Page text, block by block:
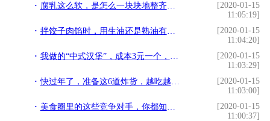
腐乳这么软，是怎么一块块地整齐码放到罐子里的？多年疑惑解开了
[2020-01-15
11:05:19]
拌饺子肉馅时，用生油还是熟油有讲究！用对了，馅鲜肉美贼好吃
[2020-01-15
11:04:20]
我做的“中式汉堡”，成本3元一个，全家抢着吃，比肯德基的好吃
[2020-01-15
11:03:29]
快过年了，准备这6道炸货，越吃越香年味更浓，来客也不慌不忙
[2020-01-15
11:03:00]
美食圈里的这些竞争对手，你都知道吗？你还知道哪些？
[2020-01-15
11:00:37]